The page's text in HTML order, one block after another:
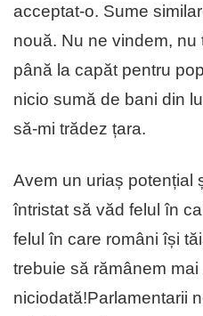
acceptat-o. Sume
nouă. Nu ne vindem, nu
până la capăt pentru
nicio sumă de bani din
să-mi trădez țara.
Avem un uriaș potențial
întristat să văd felul în
felul în care români își
trebuie să rămânem mai
niciodată!Parlamentarii